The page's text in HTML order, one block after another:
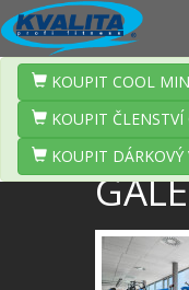
Předchozí
KOUPIT COOL
KOUPIT
KOUPIT DÁRKOVÝ